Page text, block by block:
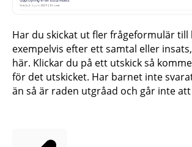
Har du skickat ut fler frågeformulär till
exempelvis efter ett samtal eller
här. Klickar du på ett utskick så
för det utskicket. Har barnet inte
än så är raden utgråad och går inte att